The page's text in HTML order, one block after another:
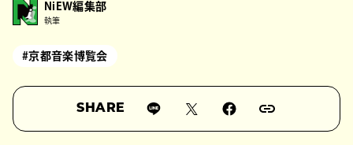
NiEW編集部
執筆
#京都音楽博覧会
SHARE